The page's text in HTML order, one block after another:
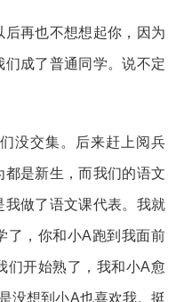
再也不想想起你，因为
成了普通同学。说不定
没交集。后来赶上阅兵
是新生，而我们的语文
做了语文课代表。我就
了，你和小A跑到我面前
们开始熟了，我和小A愈
没想到小A也喜欢我。挺